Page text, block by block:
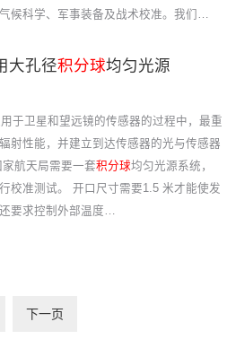
候科学、军事装备及战术校准。我们…
大孔径积分球均匀光源
于卫星和望远镜的传感器的过程中，最重
射性能，并建立到达传感器的光与传感器
航天局需要一套积分球均匀光源系统，
校准测试。 开口尺寸需要1.5 米才能使发
要求控制外部温度…
下一页